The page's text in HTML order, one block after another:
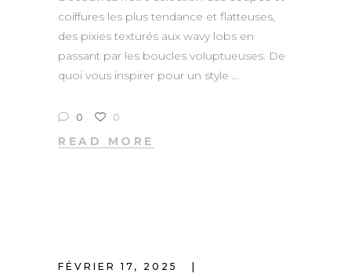
coiffures les plus tendance et flatteuses,
des pixies texturés aux wavy lobs en
passant par les boucles voluptueuses. De
quoi vous inspirer pour un style
0 0
READ MORE
FÉVRIER 17, 2025